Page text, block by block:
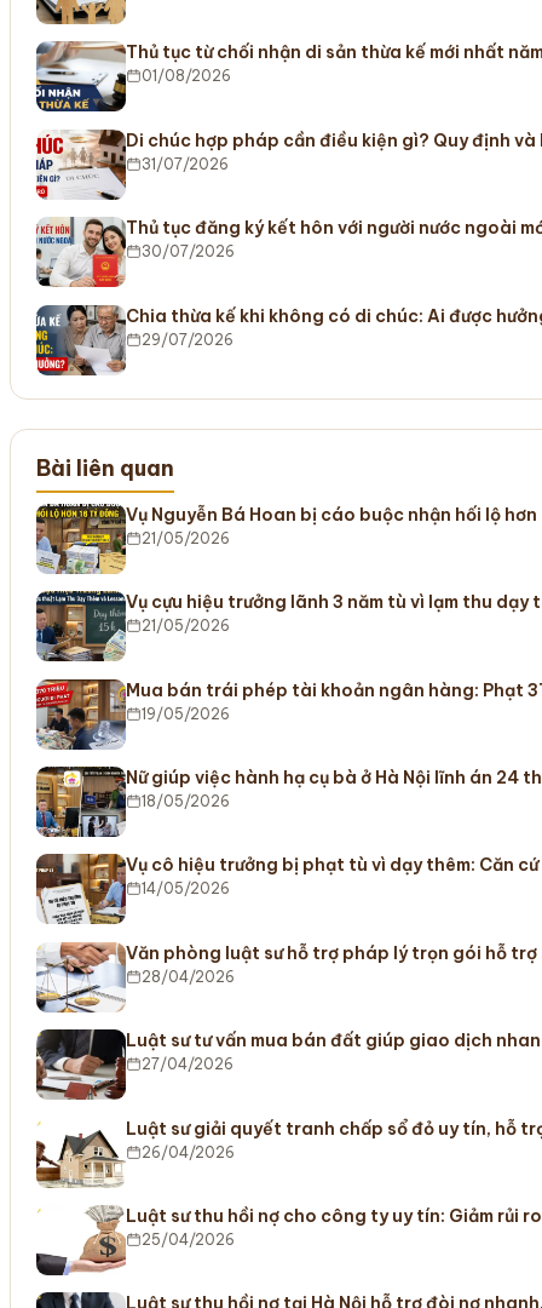
Thủ tục từ chối nhận di sản thừa kế mới nhất
01/08/2026
Di chúc hợp pháp cần điều kiện gì? Quy định và
31/07/2026
Thủ tục đăng ký kết hôn với người nước ngoài
30/07/2026
Chia thừa kế khi không có di chúc: Ai được
29/07/2026
Bài liên quan
Vụ Nguyễn Bá Hoan bị cáo buộc nhận hối lộ
21/05/2026
Vụ cựu hiệu trưởng lãnh 3 năm tù vì lạm thu dạy
21/05/2026
Mua bán trái phép tài khoản ngân hàng: Phạt
19/05/2026
Nữ giúp việc hành hạ cụ bà ở Hà Nội lĩnh án 24
18/05/2026
Vụ cô hiệu trưởng bị phạt tù vì dạy thêm: Căn
14/05/2026
Văn phòng luật sư hỗ trợ pháp lý trọn gói hỗ
28/04/2026
Luật sư tư vấn mua bán đất giúp giao dịch
27/04/2026
Luật sư giải quyết tranh chấp sổ đỏ uy tín, hỗ
26/04/2026
Luật sư thu hồi nợ cho công ty uy tín: Giảm rủi
25/04/2026
Luật sư thu hồi nợ tại Hà Nội hỗ trợ đòi nợ